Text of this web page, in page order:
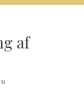
af